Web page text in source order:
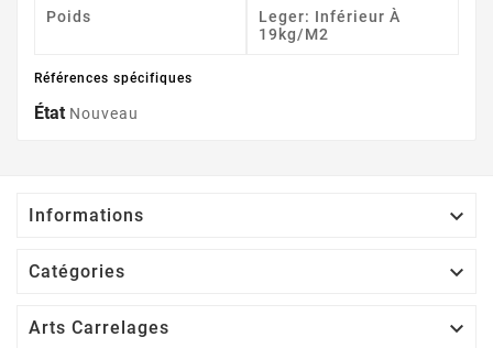
Poids
Leger: Inférieur À
19kg/m2
Références spécifiques
État Nouveau
Informations 
Catégories 
Arts Carrelages 